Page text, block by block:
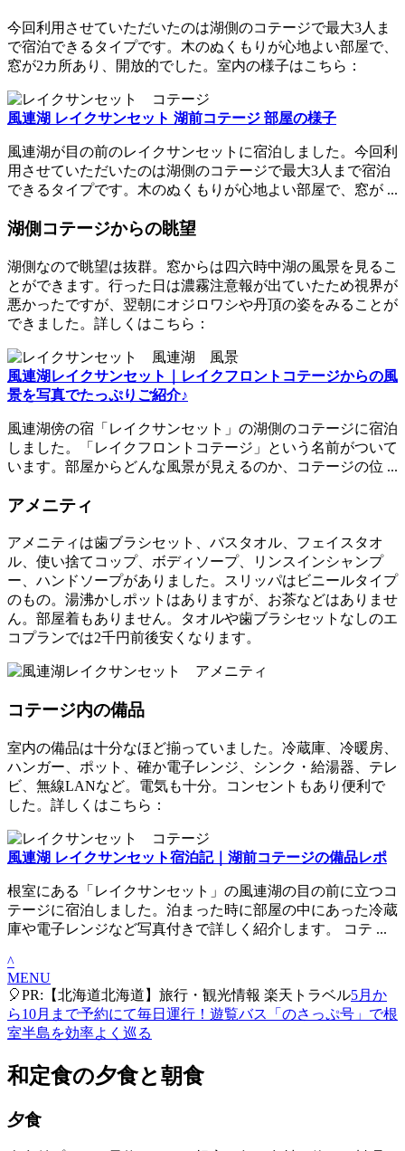
今回利用させていただいたのは湖側のコテージで最大3人ま
で宿泊できるタイプです。木のぬくもりが心地よい部屋で、
窓が2カ所あり、開放的でした。室内の様子はこちら：
風連湖 レイクサンセット 湖前コテージ 部屋の様子
風連湖が目の前のレイクサンセットに宿泊しました。今回利
用させていただいたのは湖側のコテージで最大3人まで宿泊
できるタイプです。木のぬくもりが心地よい部屋で、窓が ...
湖側コテージからの眺望
湖側なので眺望は抜群。窓からは四六時中湖の風景を見るこ
とができます。行った日は濃霧注意報が出ていたため視界が
悪かったですが、翌朝にオジロワシや丹頂の姿をみることが
できました。詳しくはこちら：
風連湖レイクサンセット｜レイクフロントコテージからの風
景を写真でたっぷりご紹介♪
風連湖傍の宿「レイクサンセット」の湖側のコテージに宿泊
しました。「レイクフロントコテージ」という名前がついて
います。部屋からどんな風景が見えるのか、コテージの位 ...
アメニティ
アメニティは歯ブラシセット、バスタオル、フェイスタオ
ル、使い捨てコップ、ボディソープ、リンスインシャンプ
ー、ハンドソープがありました。スリッパはビニールタイプ
のもの。湯沸かしポットはありますが、お茶などはありませ
ん。部屋着もありません。タオルや歯ブラシセットなしのエ
コプランでは2千円前後安くなります。
コテージ内の備品
室内の備品は十分なほど揃っていました。冷蔵庫、冷暖房、
ハンガー、ポット、確か電子レンジ、シンク・給湯器、テレ
ビ、無線LANなど。電気も十分。コンセントもあり便利で
した。詳しくはこちら：
風連湖 レイクサンセット宿泊記｜湖前コテージの備品レポ
根室にある「レイクサンセット」の風連湖の目の前に立つコ
テージに宿泊しました。泊まった時に部屋の中にあった冷蔵
庫や電子レンジなど写真付きで詳しく紹介します。 コテ ...
^
MENU
🎈PR:【北海道北海道】旅行・観光情報 楽天トラベル5月か
ら10月まで予約にて毎日運行！遊覧バス「のさっぷ号」で根
室半島を効率よく巡る
和定食の夕食と朝食
夕食